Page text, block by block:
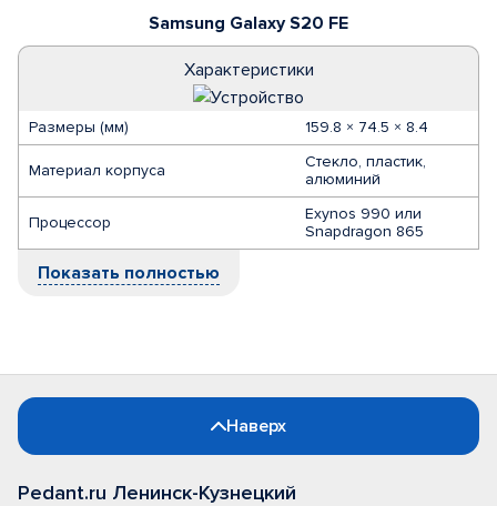
Samsung Galaxy S20 FE
Характеристики
Размеры (мм) 159.8 × 74.5 × 8.4
Материал корпуса
Стекло, пластик,
алюминий
Процессор
Exynos 990 или
Snapdragon 865
Показать полностью
Наверх
Pedant.ru Ленинск-Кузнецкий